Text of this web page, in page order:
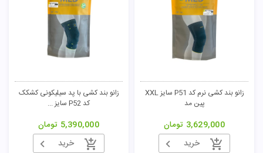
زانو بند کشی نرم کد P51 سایز XXL
پین مد
3,629,000 تومان
خرید
زانو بند کشی با پد سیلیکونی کشکک
کد P52 سایز ...
5,390,000 تومان
خرید